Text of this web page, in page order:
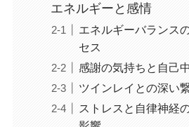
エネルギーと感情
エネルギーバランス
セス
感謝の気持ちと自己
ツインレイとの深い
ストレスと自律神経